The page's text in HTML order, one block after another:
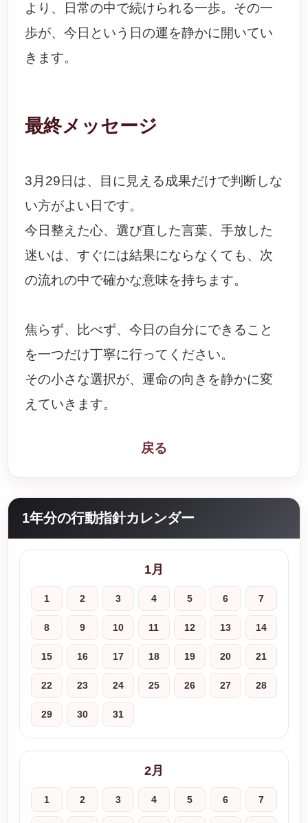
より、日常の中で続けられる一歩。その一
歩が、今日という日の運を静かに開いてい
きます。
最終メッセージ
3月29日は、目に見える成果だけで判断しな
い方がよい日です。
今日整えた心、選び直した言葉、手放した
迷いは、すぐには結果にならなくても、次
の流れの中で確かな意味を持ちます。
焦らず、比べず、今日の自分にできること
を一つだけ丁寧に行ってください。
その小さな選択が、運命の向きを静かに変
えていきます。
戻る
1年分の行動指針カレンダー
1月
1 2 3 4 5 6 7
8 9 10 11 12 13 14
15 16 17 18 19 20 21
22 23 24 25 26 27 28
29 30 31
2月
1 2 3 4 5 6 7